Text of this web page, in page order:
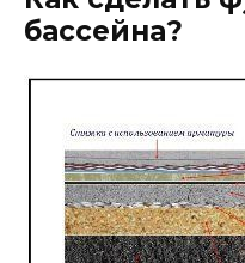
бассейна?